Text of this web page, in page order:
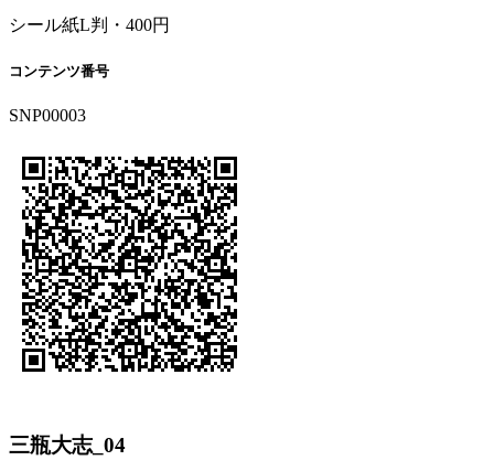
シール紙L判・400円
コンテンツ番号
SNP00003
三瓶大志_04